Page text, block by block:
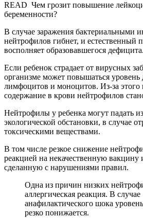
READ Чем грозит повышение
беременности?
В случае заражения бактериальными
нейтрофилов гибнет, и естественный
восполняет образовавшегося дефицита.
Если ребенок страдает от вирусных
организме может повышаться уровень
лимфоцитов и моноцитов. Из-за этого
содержание в крови нейтрофилов
Нейтрофилы у ребенка могут падать
экологической обстановки, в случае
токсическими веществами.
В том числе резкое снижение
реакцией на некачественную вакцину
сделанную с нарушениями правил.
Одна из причин низких
аллергическая реакция. В случае
анафилактического шока
резко понижается.